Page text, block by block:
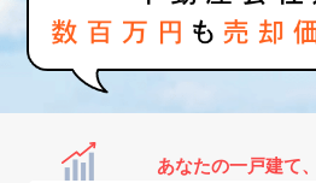
あなたの一戸建て
お問い合わせ